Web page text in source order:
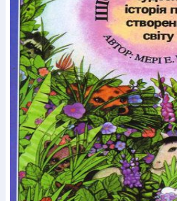
Богослов`я
Шлюб і сім`я
Супутні товари
ПеріодикаАудіо Ручки кулькові
Закладки для книгФутболки
БлокнотиЩоденники /
Вироби з кераміки і глини
Навчальні мапиШкіряні вироби
виробиМіні-лампиНаклейки
подарунковіПлакати
Подарункові карткиРозвиваючі
ЗошитиФотокартиниЧохли на
КалендаріКанцелярскі товари
ЛистівкиСувенирна продукція